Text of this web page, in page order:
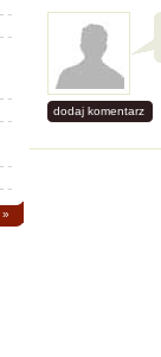
»
dodaj komentarz